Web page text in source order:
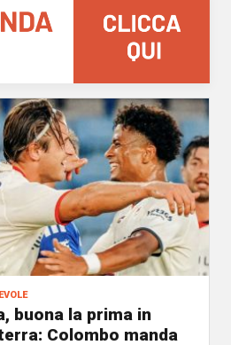
buona la prima in
Colombo manda